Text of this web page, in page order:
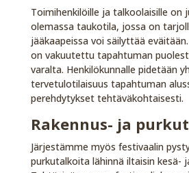
Toimihenkilöille ja talkoolaisille on
olemassa taukotila, jossa on
jääkaapeissa voi säilyttää
on vakuutettu tapahtuman
varalta. Henkilökunnalle pidetään
tervetulotilaisuus tapahtuman
perehdytykset tehtäväkohtaisesti.
Rakennus- ja
Järjestämme myös festivaalin
purkutalkoita lähinnä iltaisin kesä-